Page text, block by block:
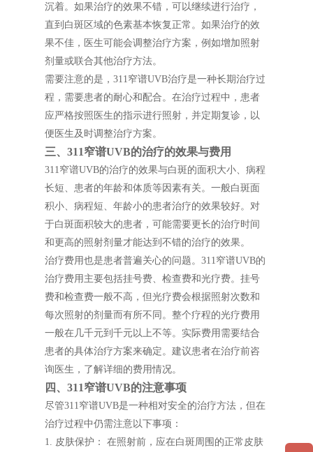
沉着。如果治疗的效果不错，可以继续进行治疗，
直到白斑区域的色素基本恢复正常。如果治疗的效
果不佳，医生可能会调整治疗方案，例如增加照射
剂量或联合其他治疗方法。
需要注意的是，311窄谱UVB治疗是一种长期治疗过
程，需要患者的耐心和配合。在治疗过程中，患者
应严格按照医生的指示进行照射，并定期复诊，以
便医生及时调整治疗方案。
三、311窄谱UVB的治疗的效果与费用
311窄谱UVB的治疗的效果与白斑的面积大小、病程
长短、患者的年龄和体质等因素有关。一般白斑面
积小、病程短、年龄小的患者治疗的效果较好。对
于白斑面积较大的患者，可能需要更长的治疗时间
和更高的照射剂量才能达到不错的治疗的效果。
治疗费用也是患者普遍关心的问题。311窄谱UVB的
治疗费用主要包括挂号费、检查费和光疗费。挂号
费和检查费一般不高，但光疗费会根据照射次数和
每次照射的剂量而有所不同。整个疗程的光疗费用
一般在几千元到千元以上不等。实际费用需要结合
患者的具体治疗方案来确定。建议患者在治疗前咨
询医生，了解详细的费用情况。
四、311窄谱UVB的注意事项
尽管311窄谱UVB是一种相对安全的治疗方法，但在
治疗过程中仍需注意以下事项：
1. 皮肤保护： 在照射前，应在白斑周围的正常皮肤